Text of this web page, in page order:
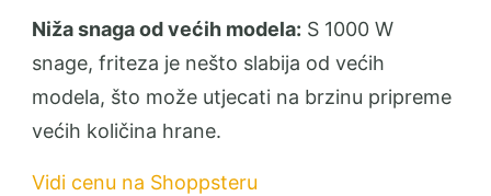
Niža snaga od većih modela: S 1000 W
snage, friteza je nešto slabija od većih
modela, što može utjecati na brzinu pripreme
većih količina hrane.
Vidi cenu na Shoppsteru